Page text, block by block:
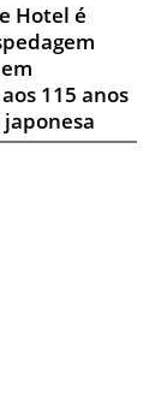
Hotel é
115 anos